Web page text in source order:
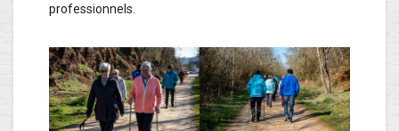
professionnels.